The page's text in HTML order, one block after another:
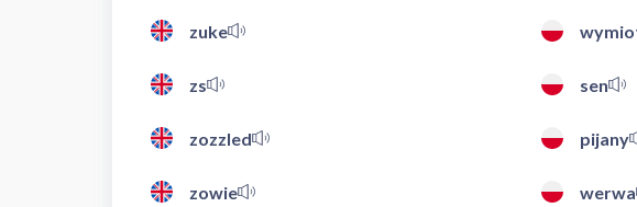
zuke
zs sen
zozzled pijany
zowie werwa